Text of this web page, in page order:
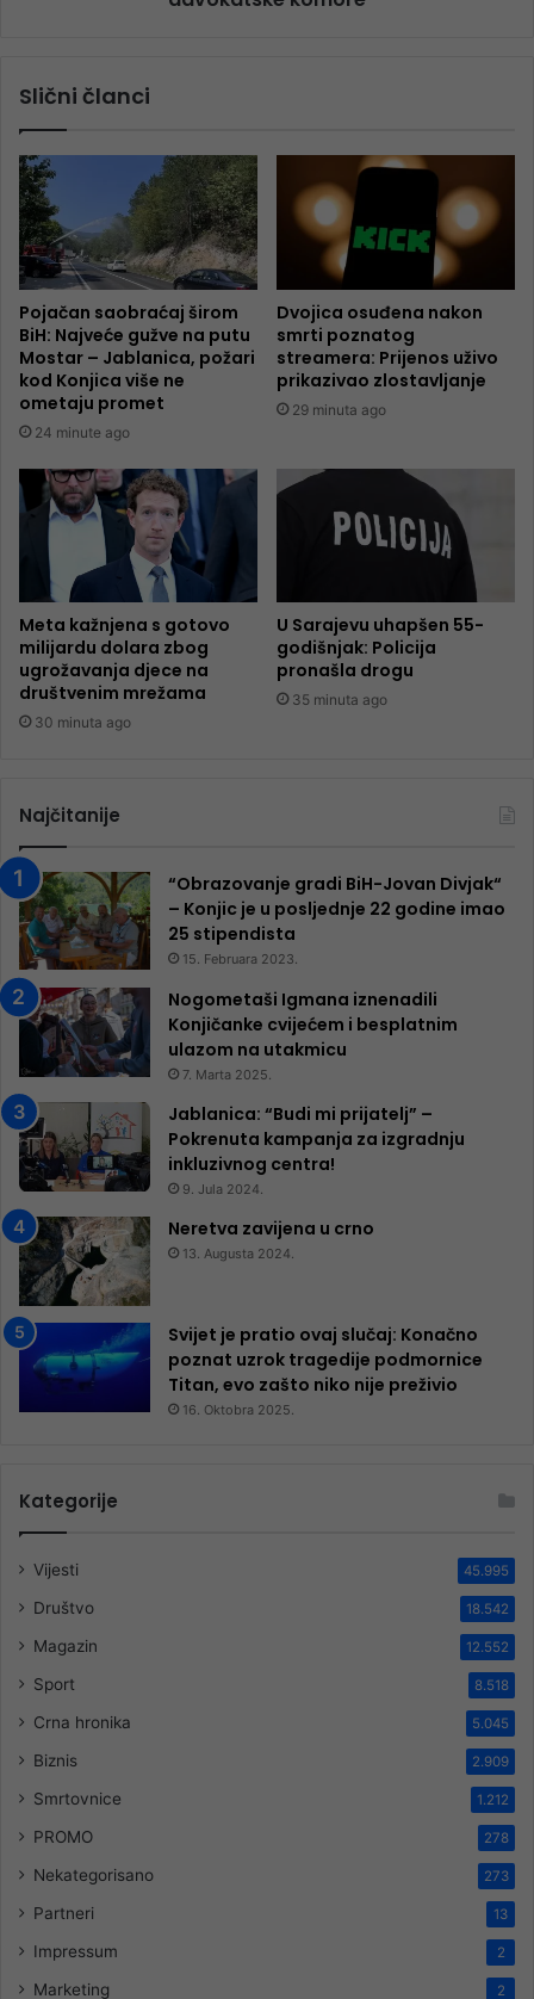
Slični članci
Pojačan saobraćaj širom
BiH: Najveće gužve na putu
Mostar – Jablanica, požari
kod Konjica više ne
ometaju promet
24 minute ago
Dvojica osuđena nakon
smrti poznatog
streamera: Prijenos uživo
prikazivao zlostavljanje
29 minuta ago
Meta kažnjena s gotovo
milijardu dolara zbog
ugrožavanja djece na
društvenim mrežama
30 minuta ago
U Sarajevu uhapšen 55-
godišnjak: Policija
pronašla drogu
35 minuta ago
Najčitanije
“Obrazovanje gradi BiH-Jovan Divjak“
– Konjic je u posljednje 22 godine imao
25 ​​stipendista
15. Februara 2023.
Nogometaši Igmana iznenadili
Konjičanke cvijećem i besplatnim
ulazom na utakmicu
7. Marta 2025.
Jablanica: “Budi mi prijatelj” –
Pokrenuta kampanja za izgradnju
inkluzivnog centra!
9. Jula 2024.
Neretva zavijena u crno
13. Augusta 2024.
Svijet je pratio ovaj slučaj: Konačno
poznat uzrok tragedije podmornice
Titan, evo zašto niko nije preživio
16. Oktobra 2025.
Kategorije
Vijesti 45.995
Društvo 18.542
Magazin 12.552
Sport 8.518
Crna hronika 5.045
Biznis 2.909
Smrtovnice 1.212
PROMO 278
Nekategorisano 273
Partneri 13
Impressum 2
Marketing 2